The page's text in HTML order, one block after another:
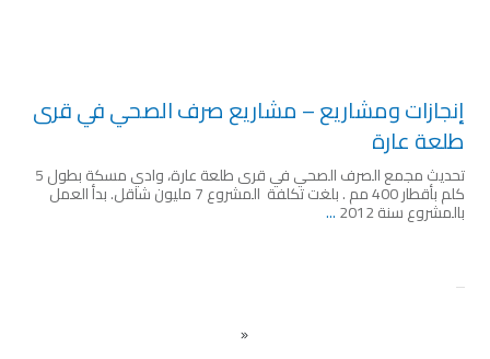
إنجازات ومشاريع – مشاريع صرف الصحي في قرى
طلعة عارة
تحديث مجمع الصرف الصحي في قرى طلعة عارة، وادي مسكة بطول 5
كلم بأقطار 400 مم . بلغت تكلفة المشروع 7 مليون شاقل. بدأ العمل
بالمشروع سنة 2012 ...